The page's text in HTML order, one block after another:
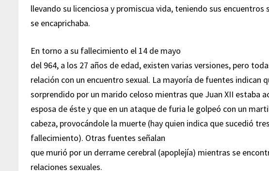
llevando su licenciosa y promiscua vida, teniendo sus
se encaprichaba.
En torno a su fallecimiento el 14 de mayo
del 964, a los 27 años de edad, existen varias versiones, pero
relación con un encuentro sexual. La mayoría de fuentes indican
sorprendido por un marido celoso mientras que Juan XII estaba
esposa de éste y que en un ataque de furia le golpeó con un
cabeza, provocándole la muerte (hay quien indica que sucedió
fallecimiento). Otras fuentes señalan
que murió por un derrame cerebral (apoplejía) mientras se
relaciones sexuales.